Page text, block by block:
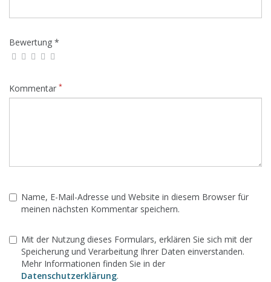
Bewertung *
Kommentar *
Name, E-Mail-Adresse und Website in diesem Browser für
meinen nächsten Kommentar speichern.
Mit der Nutzung dieses Formulars, erklären Sie sich mit der
Speicherung und Verarbeitung Ihrer Daten einverstanden.
Mehr Informationen finden Sie in der
Datenschutzerklärung.